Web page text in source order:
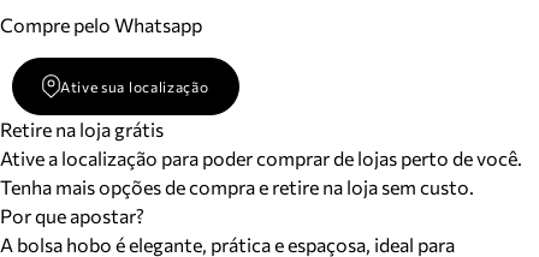
Compre pelo Whatsapp
Ative sua localização
Retire na loja grátis
Ative a localização para poder comprar de lojas perto de você.
Tenha mais opções de compra e retire na loja sem custo.
Por que apostar?
A bolsa hobo é elegante, prática e espaçosa, ideal para